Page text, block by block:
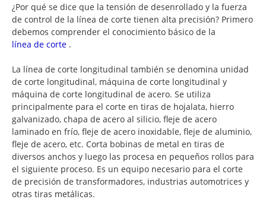
¿Por qué se dice que la tensión de desenrollado y la fuerza
de control de la línea de corte tienen alta precisión? Primero
debemos comprender el conocimiento básico de la
línea de corte .
La línea de corte longitudinal también se denomina unidad
de corte longitudinal, máquina de corte longitudinal y
máquina de corte longitudinal de acero. Se utiliza
principalmente para el corte en tiras de hojalata, hierro
galvanizado, chapa de acero al silicio, fleje de acero
laminado en frío, fleje de acero inoxidable, fleje de aluminio,
fleje de acero, etc. Corta bobinas de metal en tiras de
diversos anchos y luego las procesa en pequeños rollos para
el siguiente proceso. Es un equipo necesario para el corte
de precisión de transformadores, industrias automotrices y
otras tiras metálicas.